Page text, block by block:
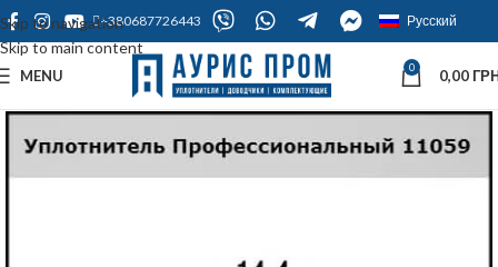
Skip to navigation
Skip to main content
+380687726443 Русский
MENU 0 0,00